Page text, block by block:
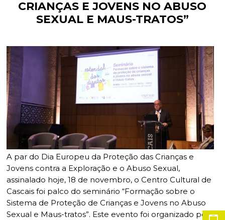
Planeamento Estratégico
Reabilitação urbana
Cascais Próxima
Governação
Mobilidade
Sociedade & Educação
Agenda do executivo
VISITAR
TEMPOS LIVRES
MOBILIDADE
INVESTIR EM CASCAIS
SERVIÇOS
MAPA DO PORTAL
CRIANÇAS E JOVENS NO ABUSO
SEXUAL E MAUS-TRATOS”
A par do Dia Europeu da Proteção das Crianças e
Jovens contra a Exploração e o Abuso Sexual,
assinalado hoje, 18 de novembro, o Centro Cultural de
Cascais foi palco do seminário “Formação sobre o
Sistema de Proteção de Crianças e Jovens no Abuso
Sexual e Maus-tratos”. Este evento foi organizado pela